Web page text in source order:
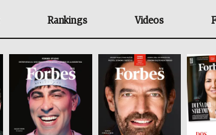
Rankings Videos